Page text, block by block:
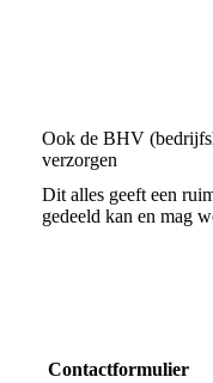
Ook de BHV
verzorgen
Dit alles geeft een
gedeeld kan en mag
Contactformulier